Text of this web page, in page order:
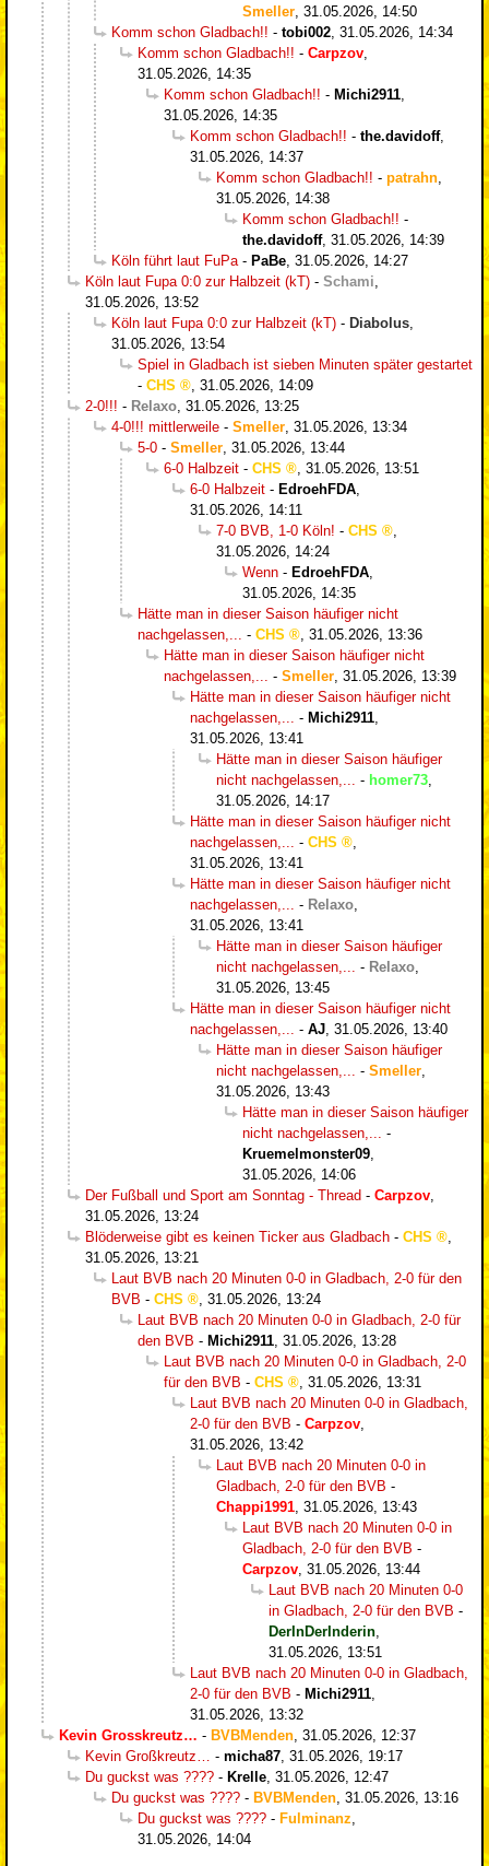
Smeller 31.05.2026, 14:50
Komm schon Gladbach!! - tobi002 31.05.2026, 14:34
Komm schon Gladbach!! - Carpzov
31.05.2026, 14:35
Komm schon Gladbach!! - Michi2911
31.05.2026, 14:35
Komm schon Gladbach!! - the.davidoff,
31.05.2026, 14:37
Komm schon Gladbach!! - patrahn
31.05.2026, 14:38
Komm schon Gladbach!! -
the.davidoff, 31.05.2026, 14:39
Köln führt laut FuPa - PaBe 31.05.2026, 14:27
Köln laut Fupa 0:0 zur Halbzeit (kT) - Schami
31.05.2026, 13:52
Köln laut Fupa 0:0 zur Halbzeit (kT) - Diabolus
31.05.2026, 13:54
Spiel in Gladbach ist sieben Minuten später gestartet
- CHS
31.05.2026, 14:09
2-0!!! - Relaxo 31.05.2026, 13:25
4-0!!! mittlerweile - Smeller 31.05.2026, 13:34
5-0 - Smeller 31.05.2026, 13:44
6-0 Halbzeit - CHS
31.05.2026, 13:51
6-0 Halbzeit - EdroehFDA
31.05.2026, 14:11
7-0 BVB, 1-0 Köln! - CHS
31.05.2026, 14:24
Wenn - EdroehFDA
31.05.2026, 14:35
Hätte man in dieser Saison häufiger nicht
nachgelassen,...
- CHS
31.05.2026, 13:36
Hätte man in dieser Saison häufiger nicht
nachgelassen,...
- Smeller 31.05.2026, 13:39
Hätte man in dieser Saison häufiger nicht
nachgelassen,...
- Michi2911
31.05.2026, 13:41
Hätte man in dieser Saison häufiger
nicht nachgelassen,...
- homer73
31.05.2026, 14:17
Hätte man in dieser Saison häufiger nicht
nachgelassen,...
- CHS
31.05.2026, 13:41
Hätte man in dieser Saison häufiger nicht
nachgelassen,...
- Relaxo
31.05.2026, 13:41
Hätte man in dieser Saison häufiger
nicht nachgelassen,...
- Relaxo
31.05.2026, 13:45
Hätte man in dieser Saison häufiger nicht
nachgelassen,...
- AJ 31.05.2026, 13:40
Hätte man in dieser Saison häufiger
nicht nachgelassen,...
- Smeller
31.05.2026, 13:43
Hätte man in dieser Saison häufiger
nicht nachgelassen,...
-
Kruemelmonster09
31.05.2026, 14:06
Der Fußball und Sport am Sonntag - Thread - Carpzov
31.05.2026, 13:24
Blöderweise gibt es keinen Ticker aus Gladbach - CHS
31.05.2026, 13:21
Laut BVB nach 20 Minuten 0-0 in Gladbach, 2-0 für den
BVB - CHS
31.05.2026, 13:24
Laut BVB nach 20 Minuten 0-0 in Gladbach, 2-0 für
den BVB - Michi2911 31.05.2026, 13:28
Laut BVB nach 20 Minuten 0-0 in Gladbach, 2-0
für den BVB - CHS
31.05.2026, 13:31
Laut BVB nach 20 Minuten 0-0 in Gladbach,
2-0 für den BVB - Carpzov
31.05.2026, 13:42
Laut BVB nach 20 Minuten 0-0 in
Gladbach, 2-0 für den BVB -
Chappi1991 31.05.2026, 13:43
Laut BVB nach 20 Minuten 0-0 in
Gladbach, 2-0 für den BVB -
Carpzov 31.05.2026, 13:44
Laut BVB nach 20 Minuten 0-0
in Gladbach, 2-0 für den BVB -
DerInDerInderin
31.05.2026, 13:51
Laut BVB nach 20 Minuten 0-0 in Gladbach,
2-0 für den BVB - Michi2911
31.05.2026, 13:32
Kevin Grosskreutz… - BVBMenden 31.05.2026, 12:37
Kevin Großkreutz…
- micha87 31.05.2026, 19:17
Du guckst was ???? - Krelle 31.05.2026, 12:47
Du guckst was ???? - BVBMenden 31.05.2026, 13:16
Du guckst was ???? - Fulminanz
31.05.2026, 14:04